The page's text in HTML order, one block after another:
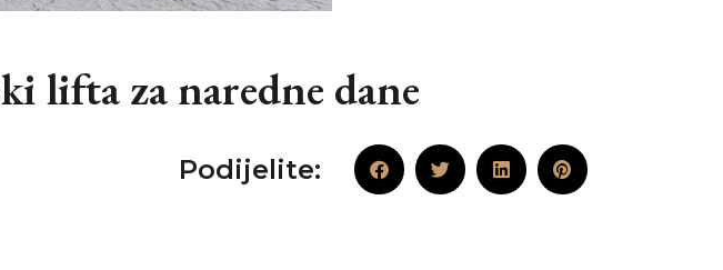
lifta za naredne dane
Podijelite: